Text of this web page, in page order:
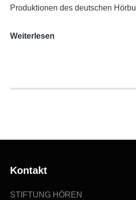
Produktionen des deutschen
Weiterlesen
Ausgezeichnete
Kontakt
STIFTUNG HÖREN